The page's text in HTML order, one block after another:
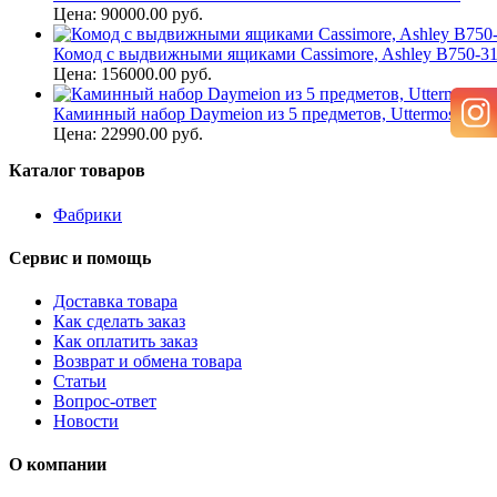
Цена: 90000.00 руб.
Комод с выдвижными ящиками Cassimore, Ashley B750-31
Цена: 156000.00 руб.
Каминный набор Daymeion из 5 предметов, Uttermost
Цена: 22990.00 руб.
Каталог товаров
Фабрики
Сервис и помощь
Доставка товара
Как сделать заказ
Как оплатить заказ
Возврат и обмена товара
Статьи
Вопрос-ответ
Новости
О компании